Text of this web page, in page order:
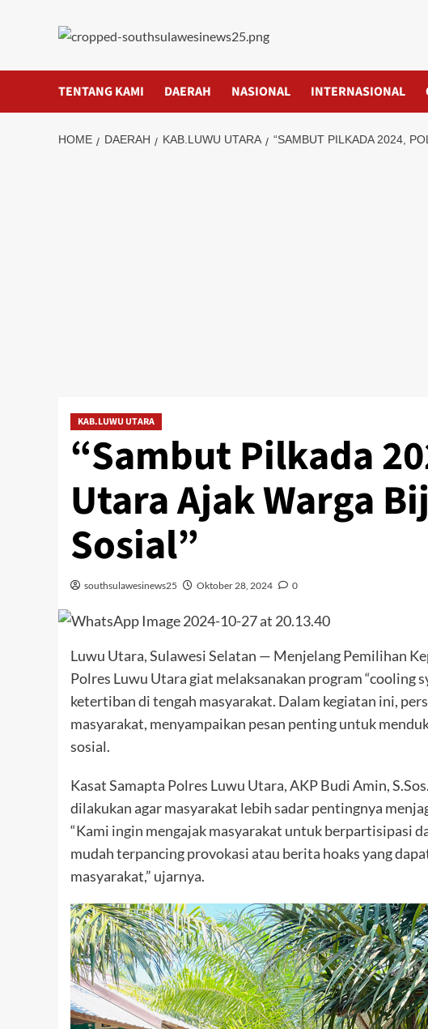
TENTANG KAMI DAERAH NASIONAL INTERNASIONAL
HOME DAERAH KAB.LUWU UTARA “SAMBUT PILKADA 2024,
KAB.LUWU UTARA
“Sambut Pilkada
Utara Ajak Warga
Sosial”
southsulawesinews25 Oktober 28, 2024 0
Luwu Utara, Sulawesi Selatan — Menjelang Pemilihan
Polres Luwu Utara giat melaksanakan program “cooling
ketertiban di tengah masyarakat. Dalam kegiatan ini,
masyarakat, menyampaikan pesan penting untuk
sosial.
Kasat Samapta Polres Luwu Utara, AKP Budi Amin,
dilakukan agar masyarakat lebih sadar pentingnya
“Kami ingin mengajak masyarakat untuk berpartisipasi
mudah terpancing provokasi atau berita hoaks yang
masyarakat,” ujarnya.